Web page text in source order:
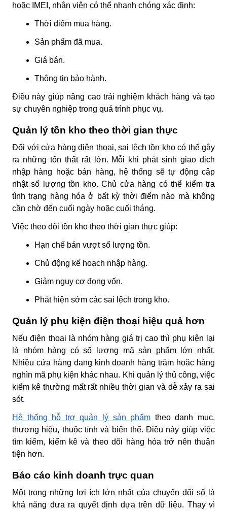
hoặc IMEI, nhân viên có thể nhanh chóng xác định:
Thời điểm mua hàng.
Sản phẩm đã mua.
Giá bán.
Thông tin bảo hành.
Điều này giúp nâng cao trải nghiệm khách hàng và tạo
sự chuyên nghiệp trong quá trình phục vụ.
Quản lý tồn kho theo thời gian thực
Đối với cửa hàng điện thoại, sai lệch tồn kho có thể gây
ra những tổn thất rất lớn. Mỗi khi phát sinh giao dịch
nhập hàng hoặc bán hàng, hệ thống sẽ tự động cập
nhật số lượng tồn kho. Chủ cửa hàng có thể kiểm tra
tình trạng hàng hóa ở bất kỳ thời điểm nào mà không
cần chờ đến cuối ngày hoặc cuối tháng.
Việc theo dõi tồn kho theo thời gian thực giúp:
Hạn chế bán vượt số lượng tồn.
Chủ động kế hoạch nhập hàng.
Giảm nguy cơ đọng vốn.
Phát hiện sớm các sai lệch trong kho.
Quản lý phụ kiện điện thoại hiệu quả hơn
Nếu điện thoại là nhóm hàng giá trị cao thì phụ kiện lại
là nhóm hàng có số lượng mã sản phẩm lớn nhất.
Nhiều cửa hàng đang kinh doanh hàng trăm hoặc hàng
nghìn mã phụ kiện khác nhau. Khi quản lý thủ công, việc
kiểm kê thường mất rất nhiều thời gian và dễ xảy ra sai
sót.
Hệ thống hỗ trợ quản lý sản phẩm theo danh mục,
thương hiệu, thuộc tính và biến thể. Điều này giúp việc
tìm kiếm, kiểm kê và theo dõi hàng hóa trở nên thuận
tiện hơn.
Báo cáo kinh doanh trực quan
Một trong những lợi ích lớn nhất của chuyển đổi số là
khả năng đưa ra quyết định dựa trên dữ liệu. Thay vì